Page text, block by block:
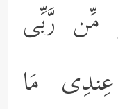
مِّن رَّبِّی
مَا